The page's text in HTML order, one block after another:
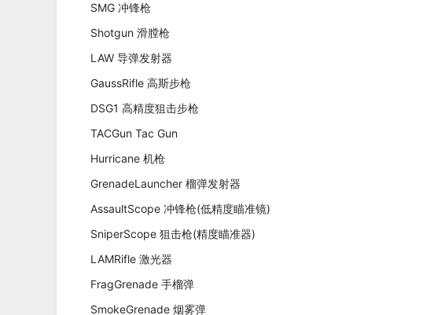
SMG 冲锋枪
Shotgun 滑膛枪
LAW 导弹发射器
GaussRifle 高斯步枪
DSG1 高精度狙击步枪
TACGun Tac Gun
Hurricane 机枪
GrenadeLauncher 榴弹发射器
AssaultScope 冲锋枪(低精度瞄准镜)
SniperScope 狙击枪(精度瞄准器)
LAMRifle 激光器
FragGrenade 手榴弹
SmokeGrenade 烟雾弹